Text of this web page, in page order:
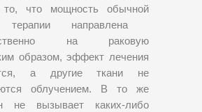
то, что мощность обычной
терапии направлена
на раковую
образом, эффект лечения
а другие ткани не
облучением. В то же
не вызывает каких-либо